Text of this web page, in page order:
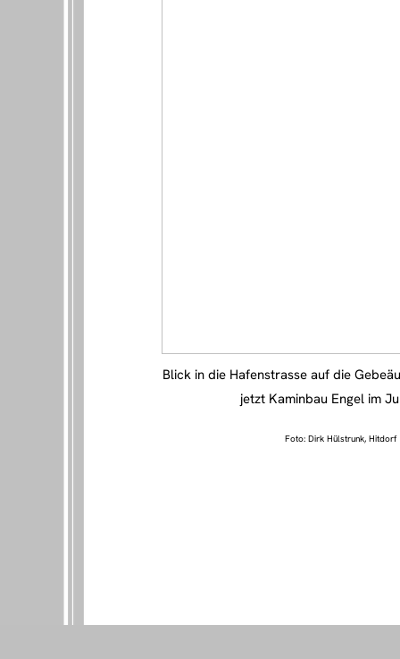
Blick in die Hafenstrasse auf die
jetzt Kaminbau Engel im
Foto: Dirk Hülstrunk, Hitdorf